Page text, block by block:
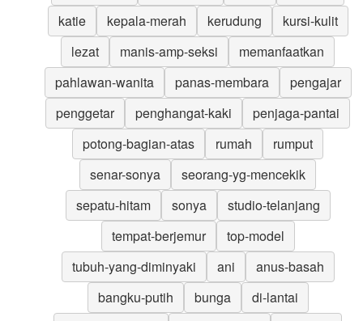
katie
kepala-merah kerudung
kursi-kulit
lezat
manis-amp-seksi
memanfaatkan
pahlawan-wanita
panas-membara
pengajar
penggetar
penghangat-kaki
penjaga-pantai
potong-bagian-atas
rumah
rumput
senar-sonya
seorang-yg-mencekik
sepatu-hitam
sonya
studio-telanjang
tempat-berjemur
top-model
tubuh-yang-diminyaki
ani
anus-basah
bangku-putih
bunga
di-lantai